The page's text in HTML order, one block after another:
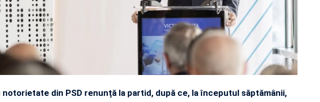
din PSD renunță la partid, după ce, la începutul săptămânii,